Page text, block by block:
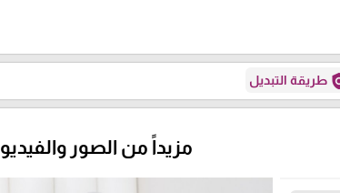
طريقة التبديل
مزيداً من الصور والفيديو